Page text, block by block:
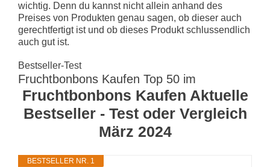
wichtig. Denn du kannst nicht allein anhand des
Preises von Produkten genau sagen, ob dieser auch
gerechtfertigt ist und ob dieses Produkt schlussendlich
auch gut ist.
Bestseller-Test
Fruchtbonbons Kaufen Top 50 im
Fruchtbonbons Kaufen Aktuelle
Bestseller - Test oder Vergleich
März 2024
BESTSELLER NR. 1